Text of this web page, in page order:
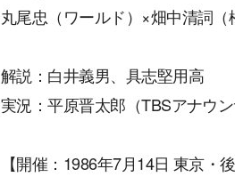
丸尾忠（ワールド）×畑中清詞（
解説：白井義男、具志堅用高
実況：平原晋太郎（TBSアナウン
【開催：1986年7月14日 東京・